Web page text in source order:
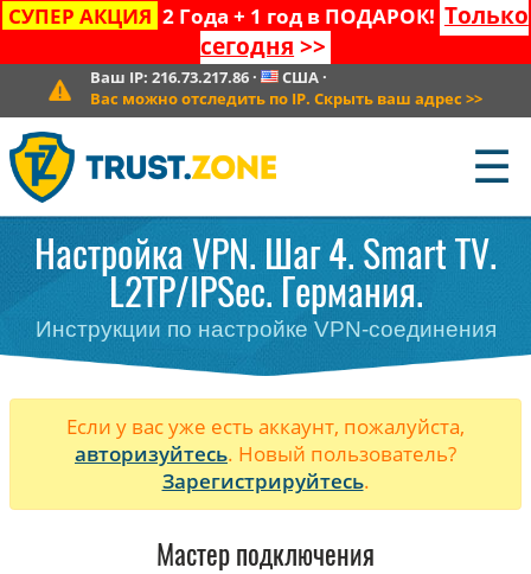
СУПЕР АКЦИЯ 2 Года + 1 год в ПОДАРОК! Только
сегодня >>
Ваш IP: 216.73.217.86· США·
Вас можно отследить по IP. Скрыть ваш адрес >>
☰
Настройка VPN. Шаг 4. Smart TV.
L2TP/IPSec. Германия.
Инструкции по настройке VPN-соединения
Если у вас уже есть аккаунт, пожалуйста,
авторизуйтесь. Новый пользователь?
Зарегистрируйтесь.
Мастер подключения